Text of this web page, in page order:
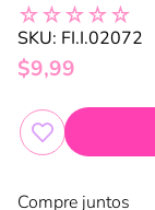
☆☆☆☆☆
SKU: FI.I.02072
$9,99
Compre juntos